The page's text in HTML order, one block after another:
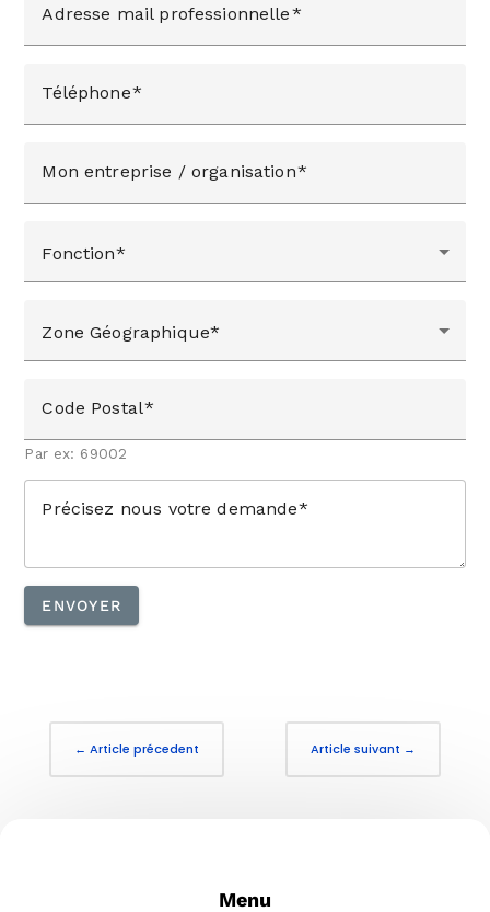
Adresse mail professionnelle
Téléphone
Mon entreprise / organisation
Fonction
Zone Géographique
Code Postal
Par ex: 69002
Précisez nous votre demande
ENVOYER
← Article précedent Article suivant →
Menu